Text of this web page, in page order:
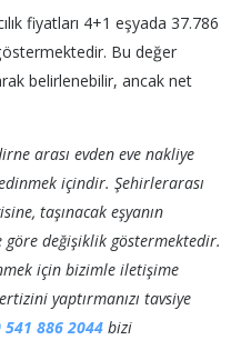
fiyatları 4+1 eşyada 37.786
Bu değer
belirlenebilir, ancak net
arası evden eve nakliye
içindir. Şehirlerarası
taşınacak eşyanın
göre değişiklik göstermektedir.
için bizimle iletişime
yaptırmanızı tavsiye
541 886 2044 bizi